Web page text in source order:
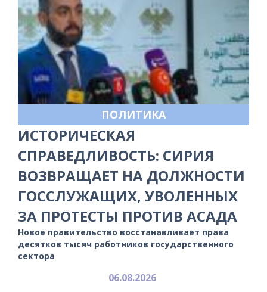
ПОЛИТИКА
ИСТОРИЧЕСКАЯ
СПРАВЕДЛИВОСТЬ: СИРИЯ
ВОЗВРАЩАЕТ НА ДОЛЖНОСТИ
ГОССЛУЖАЩИХ, УВОЛЕННЫХ
ЗА ПРОТЕСТЫ ПРОТИВ АСАДА
Новое правительство восстанавливает права
десятков тысяч работников государственного
сектора
06.08.2026